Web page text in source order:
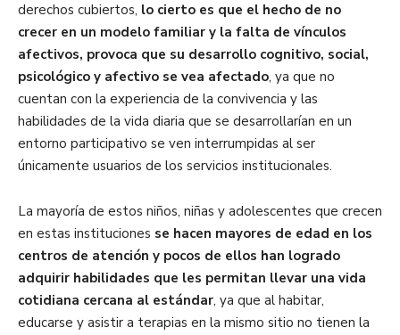
derechos cubiertos, lo cierto es que el hecho de no
crecer en un modelo familiar y la falta de vínculos
afectivos, provoca que su desarrollo cognitivo, social,
psicológico y afectivo se vea afectado, ya que no
cuentan con la experiencia de la convivencia y las
habilidades de la vida diaria que se desarrollarían en un
entorno participativo se ven interrumpidas al ser
únicamente usuarios de los servicios institucionales.
La mayoría de estos niños, niñas y adolescentes que crecen
en estas instituciones se hacen mayores de edad en los
centros de atención y pocos de ellos han logrado
adquirir habilidades que les permitan llevar una vida
cotidiana cercana al estándar, ya que al habitar,
educarse y asistir a terapias en la mismo sitio no tienen la